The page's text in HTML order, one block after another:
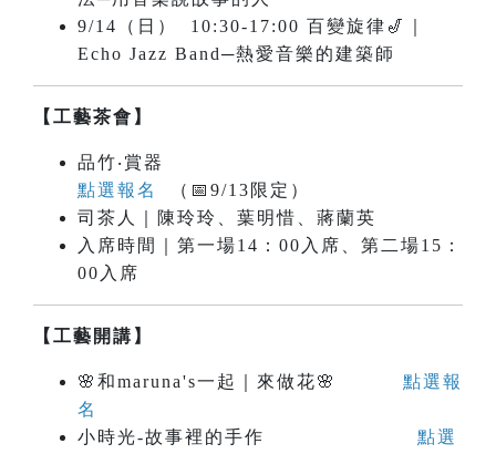
9/14（日） 10:30-17:00 百變旋律🎷｜
Echo Jazz Band─熱愛音樂的建築師
【工藝茶會】
品竹‧賞器
點選報名
（📅9/13限定）
司茶人｜陳玲玲、葉明惜、蔣蘭英
入席時間｜第一場14：00入席、第二場15：
00入席
【工藝開講】
🌸和maruna's一起｜來做花🌸 點選報
名
小時光-故事裡的手作 點選